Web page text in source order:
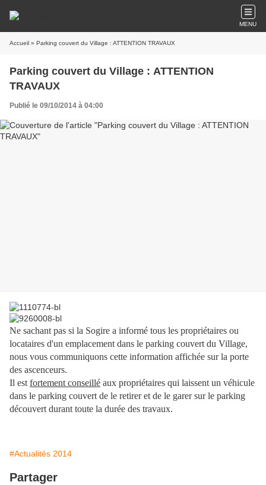
MENU
Accueil » Parking couvert du Village : ATTENTION TRAVAUX
Parking couvert du Village : ATTENTION
TRAVAUX
Publié le 09/10/2014 à 04:00
Ne sachant pas si la Sogire a informé tous les propriétaires ou
locataires d'un emplacement dans le parking couvert du Village,
nous vous communiquons cette information affichée sur la porte
des ascenceurs.
Il est fortement conseillé aux propriétaires qui laissent un véhicule
dans le parking couvert de le retirer et de le garer sur le parking
découvert durant toute la durée des travaux.
#Actualités 2014
Partager